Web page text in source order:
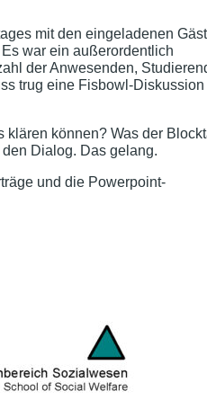
mit den eingeladenen
war ein außerordentlich
der Anwesenden,
trug eine Fisbowl-Diskussion
klären können? Was der
Dialog. Das gelang.
und die Powerpoint-